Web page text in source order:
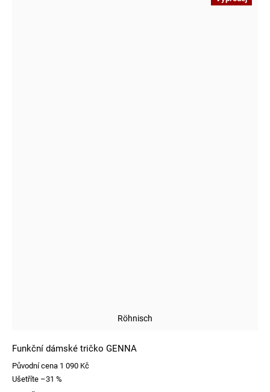
Röhnisch
Funkční dámské tričko GENNA
Původní cena 1 090 Kč
Ušetříte –31 %